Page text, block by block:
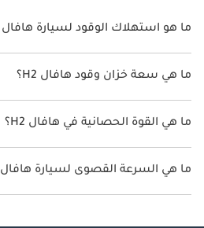
ما هو استهلاك الوقود لسيارة هافال H2؟
يتراوح استهلاك الوقود لسيارة هافال H2 بين 12.2 كم/ليتر.
ما هي سعة خزان وقود هافال H2؟
سعة خزان وقود هافال H2 55 ليتر.
ما هي القوة الحصانية في هافال H2؟
تنتج هافال H2 قوة 148 حصان.
ما هي السرعة القصوى لسيارة هافال H2؟
السرعة القصوى لسيارة هافال H2 هي 170 كم/الساعة.